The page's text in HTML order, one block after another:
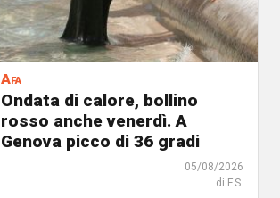
Afa
Ondata di calore, bollino
rosso anche venerdì. A
Genova picco di 36 gradi
05/08/2026
di F.S.